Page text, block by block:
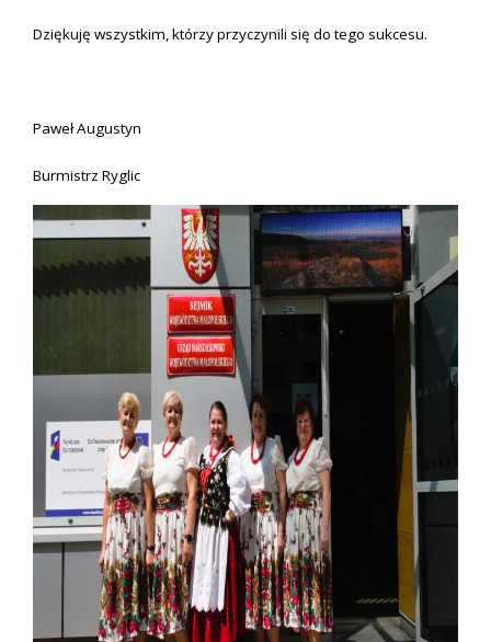
Dziękuję wszystkim, którzy przyczynili się do tego sukcesu.
Paweł Augustyn
Burmistrz Ryglic